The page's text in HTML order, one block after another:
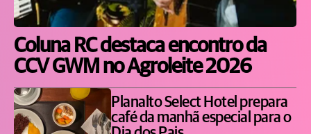
Coluna RC destaca encontro da
CCV GWM no Agroleite 2026
Planalto Select Hotel prepara
café da manhã especial para o